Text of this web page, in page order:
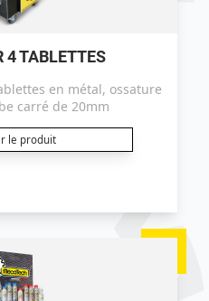
4 TABLETTES
en métal, ossature
carré de 20mm
le produit